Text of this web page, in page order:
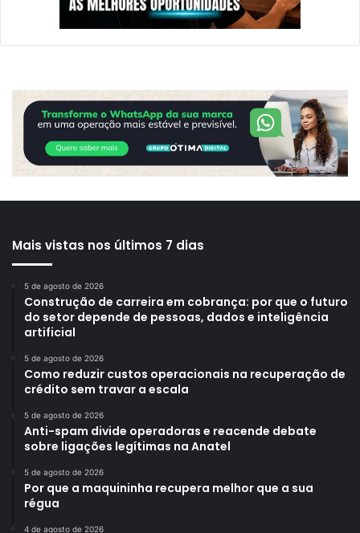
Mais vistas nos últimos 7 dias
5 de agosto de 2026
Construção de carreira em cobrança: por que o futuro
do setor depende de pessoas, dados e inteligência
artificial
5 de agosto de 2026
Como reduzir custos operacionais na recuperação de
crédito sem travar a escala
5 de agosto de 2026
Anti-spam divide operadoras e reacende debate
sobre ligações legítimas na Anatel
5 de agosto de 2026
Por que a maquininha recupera melhor que a sua
régua
4 de agosto de 2026